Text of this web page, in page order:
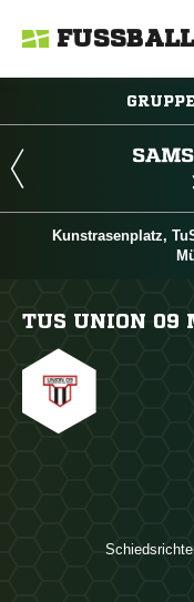
Kunstrasenplatz,
TUS UNION 09